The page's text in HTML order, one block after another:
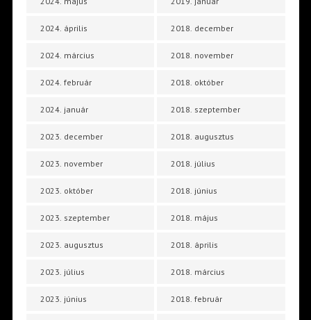
2024. április
2024. március
2024. február
2024. január
2023. december
2023. november
2023. október
2023. szeptember
2023. augusztus
2023. július
2023. június
2018. december
2018. november
2018. október
2018. szeptember
2018. augusztus
2018. július
2018. június
2018. május
2018. április
2018. március
2018. február